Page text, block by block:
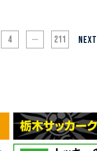
4 ... 211 NEXT